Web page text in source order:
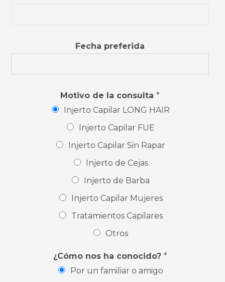
Fecha preferida
Motivo de la consulta *
Injerto Capilar LONG HAIR
Injerto Capilar FUE
Injerto Capilar Sin Rapar
Injerto de Cejas
Injerto de Barba
Injerto Capilar Mujeres
Tratamientos Capilares
Otros
¿Cómo nos ha conocido? *
Por un familiar o amigo